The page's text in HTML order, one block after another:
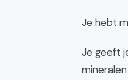
Je hebt
Je geeft